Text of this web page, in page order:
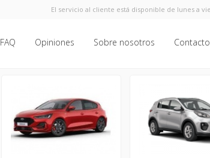
El servicio al cliente está disponible de lunes a
FAQ Opiniones Sobre nosotros Contacto